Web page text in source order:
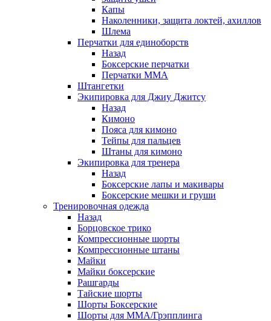
Капы
Наколенники, защита локтей, ахиллов
Шлема
Перчатки для единоборств
Назад
Боксерские перчатки
Перчатки ММА
Штангетки
Экипировка для Джиу Джитсу
Назад
Кимоно
Пояса для кимоно
Тейпы для пальцев
Штаны для кимоно
Экипировка для тренера
Назад
Боксерские лапы и макивары
Боксерские мешки и груши
Тренировочная одежда
Назад
Борцовское трико
Компрессионные шорты
Компрессионные штаны
Майки
Майки боксерские
Рашгарды
Тайские шорты
Шорты Боксерские
Шорты для ММА/Грэпплинга